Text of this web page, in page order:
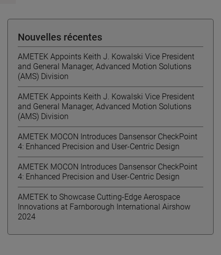
Nouvelles récentes
AMETEK Appoints Keith J. Kowalski Vice President
and General Manager, Advanced Motion Solutions
(AMS) Division
AMETEK Appoints Keith J. Kowalski Vice President
and General Manager, Advanced Motion Solutions
(AMS) Division
AMETEK MOCON Introduces Dansensor CheckPoint
4: Enhanced Precision and User-Centric Design
AMETEK MOCON Introduces Dansensor CheckPoint
4: Enhanced Precision and User-Centric Design
AMETEK to Showcase Cutting-Edge Aerospace
Innovations at Farnborough International Airshow
2024